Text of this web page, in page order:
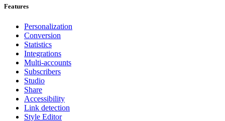
Features
Personalization
Conversion
Statistics
Integrations
Multi-accounts
Subscribers
Studio
Share
Accessibility
Link detection
Style Editor